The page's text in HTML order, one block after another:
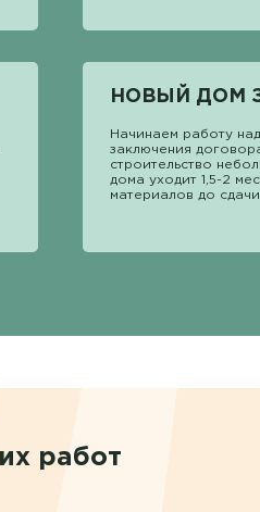
НОВЫЙ ДОМ
Начинаем работу
заключения
строительство
дома уходит 1,5-2
материалов до сдачи
работ